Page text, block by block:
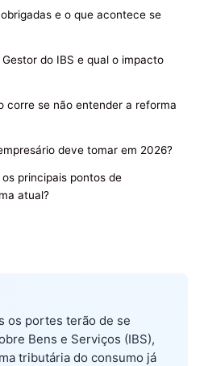
e o que acontece se
do IBS e qual o impacto
corre se não entender a reforma
deve tomar em 2026?
principais pontos de
atual?
os portes terão de se
Bens e Serviços (IBS),
tributária do consumo já